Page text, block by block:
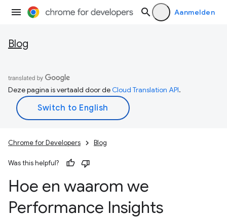
Aanmelden
Blog
Deze pagina is vertaald door deCloud Translation API.
Chrome for Developers Blog
Was this helpful?
Hoe en waarom we
Performance Insights